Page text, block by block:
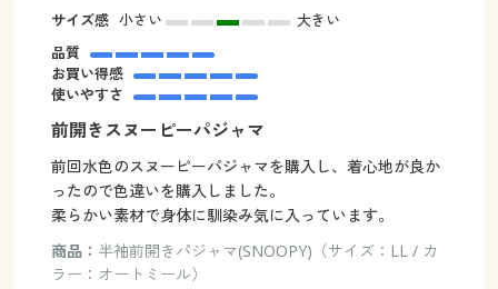
サイズ感 小さい
大きい
品質
お買い得感
使いやすさ
前開きスヌーピーパジャマ
前回水色のスヌーピーパジャマを購入し、着心地が良か
ったので色違いを購入しました。
柔らかい素材で身体に馴染み気に入っています。
商品： 半袖前開きパジャマ(SNOOPY)（サイズ：LL / カ
ラー：オートミール）